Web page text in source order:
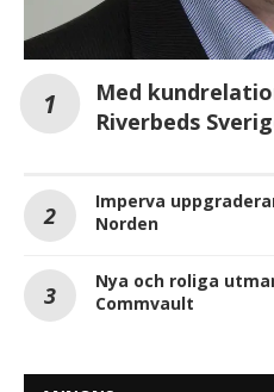
Med
Riverbeds
Imperva
Norden
Nya och roliga
Commvault